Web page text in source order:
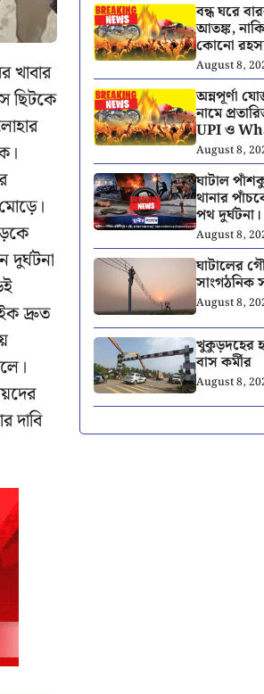
খাবার
ছিটকে
দুর্ঘটনা
দ্রুত
দাবি
বন্ধ ঘরে
আতঙ্ক,
কোনো
August 8,
অন্নপূর্ণা
নামে
UPI ও
August 8,
ঘাটাল
থানার
পথ দুর্ঘটনা।
August 8,
ঘাটালের
সাংগঠনিক
August 8,
খুকুড়দহের
বাস কর্মীর
August 8,